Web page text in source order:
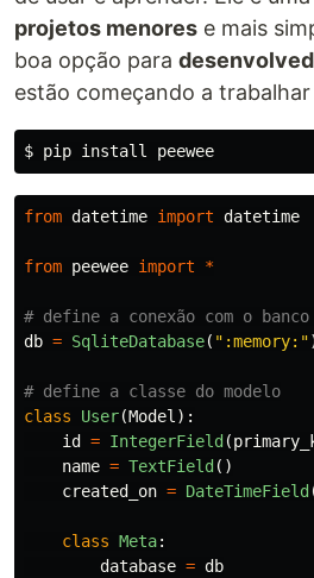
projetos menores e mais
boa opção para
estão começando a trabalhar
$ pip install
from datetime import datetime
from peewee import *
db = SqliteDatabase( " :memory: "
class
User(Model):
id
= IntegerField (
name = TextField ()
created_on = DateTimeField
class Meta:
database = db